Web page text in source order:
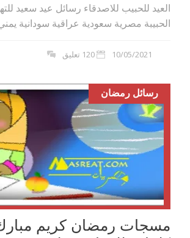
العيد للحبيب للاصدقاء رسائل عيد سعيد
الحبيبة مصرية سعودية عراقية سودانية
10/05/2021 120 تعليق
رسائل رمضان